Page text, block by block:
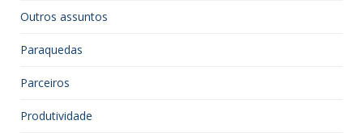
Outros assuntos
Paraquedas
Parceiros
Produtividade